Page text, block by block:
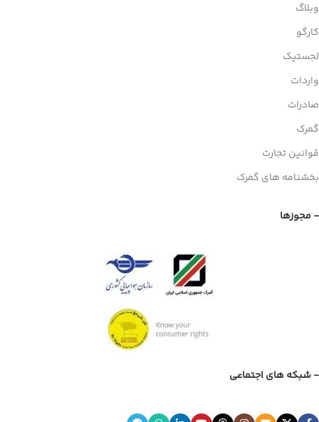
وبلاگ
کارگو
لجستیک
واردات
صادرات
گمرک
قوانین تجارت
بخشنامه های گمرک
- مجوزها
- شبکه های اجتماعی